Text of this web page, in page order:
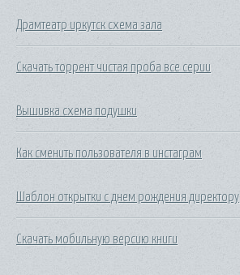
Драмтеатр иркутск схема зала
Скачать торрент чистая проба все серии
Вышивка схема подушки
Как сменить пользователя в инстаграм
Шаблон открытки с днем рождения директору
Скачать мобильную версию книги